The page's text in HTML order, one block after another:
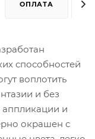
ОПЛАТА
способностей
воплотить
и без
аппликации и
окрашен с